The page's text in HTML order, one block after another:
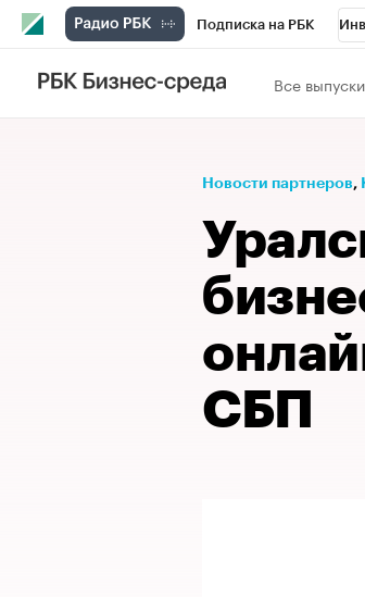
Подписка на РБК
Телеканал
Спецпроекты
Рынок наличной валюты
Все выпуски
Новости партнеров⁠,
СБП